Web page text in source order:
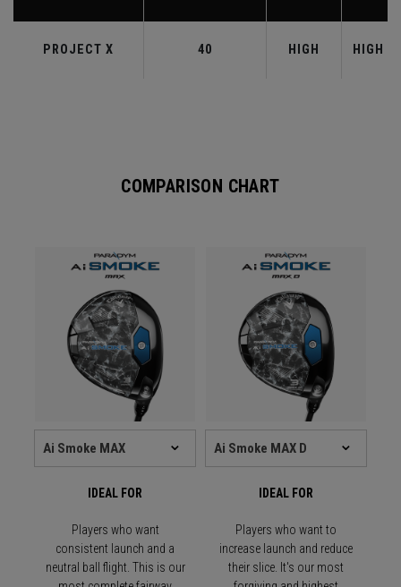
PROJECT X 40 HIGH HIGH
COMPARISON CHART
IDEAL FOR IDEAL FOR
Players who want
consistent launch and a
neutral ball flight. This is our
Players who want to
increase launch and reduce
their slice. It's our most